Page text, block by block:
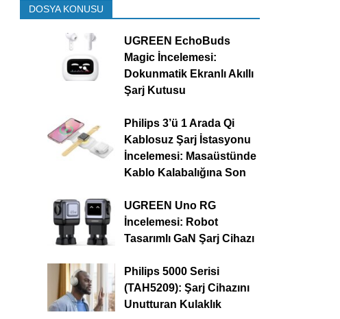
DOSYA KONUSU
UGREEN EchoBuds
Magic İncelemesi:
Dokunmatik Ekranlı Akıllı
Şarj Kutusu
Philips 3’ü 1 Arada Qi
Kablosuz Şarj İstasyonu
İncelemesi: Masaüstünde
Kablo Kalabalığına Son
UGREEN Uno RG
İncelemesi: Robot
Tasarımlı GaN Şarj Cihazı
Philips 5000 Serisi
(TAH5209): Şarj Cihazını
Unutturan Kulaklık